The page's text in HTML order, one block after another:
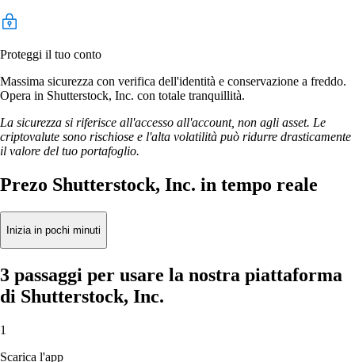
Proteggi il tuo conto
Massima sicurezza con verifica dell'identità e conservazione a freddo.
Opera in Shutterstock, Inc. con totale tranquillità.
La sicurezza si riferisce all'accesso all'account, non agli asset. Le
criptovalute sono rischiose e l'alta volatilità può ridurre drasticamente
il valore del tuo portafoglio.
Prezo Shutterstock, Inc. in tempo reale
Inizia in pochi minuti
3 passaggi per usare la nostra piattaforma
di Shutterstock, Inc.
1
Scarica l'app